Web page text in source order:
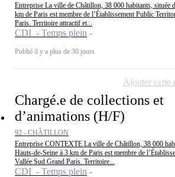
Entreprise La ville de Châtillon, 38 000 habitants, située
km de Paris est membre de l’Établissement Public
Paris. Territoire attractif et...
CDI - Temps plein
Publié il y a plus de 30 jours
Chargé.e de collections et
d’animations (H/F)
92 - CHÂTILLON
Entreprise CONTEXTE La ville de Châtillon, 38 000
Hauts-de-Seine à 3 km de Paris est membre de
Vallée Sud Grand Paris. Territoire...
CDI - Temps plein
Ajouter cette